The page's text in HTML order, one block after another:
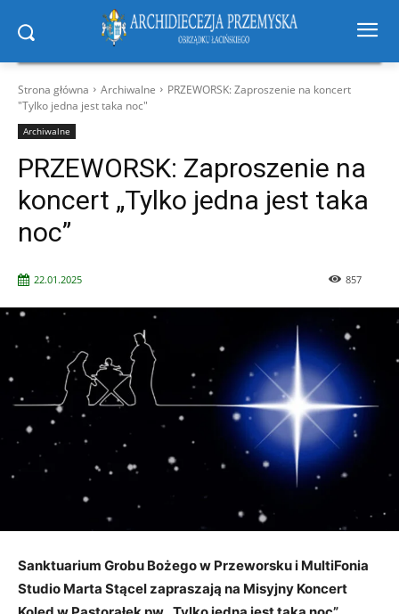
Strona główna Archiwalne
PRZEWORSK: Zaproszenie na koncert
"Tylko jedna jest taka noc"
Archiwalne
PRZEWORSK: Zaproszenie na
koncert „Tylko jedna jest taka
noc”
22.01.2025 857
Sanktuarium Grobu Bożego w Przeworsku i MultiFonia
Studio Marta Stącel zapraszają na Misyjny Koncert